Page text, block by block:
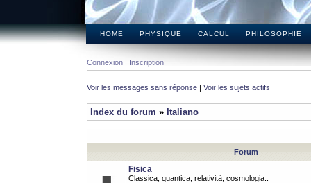
HOME PHYSIQUE CALCUL PHILOSOPHIE
Connexion Inscription
Voir les messages sans réponse | Voir les sujets actifs
Index du forum » Italiano
Forum
Fisica
Classica, quantica, relatività, cosmologia..